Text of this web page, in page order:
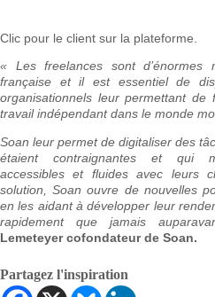
Clic pour le client sur la plateforme.
« Les freelances sont d’énormes
française et il est essentiel de
organisationnels leur permettant
travail indépendant dans le monde
Soan leur permet de digitaliser des
étaient contraignantes et qui
accessibles et fluides avec leurs
solution, Soan ouvre de nouvelles
en les aidant à développer leur
rapidement que jamais
Lemeteyer cofondateur de Soan.
Partagez l'inspiration